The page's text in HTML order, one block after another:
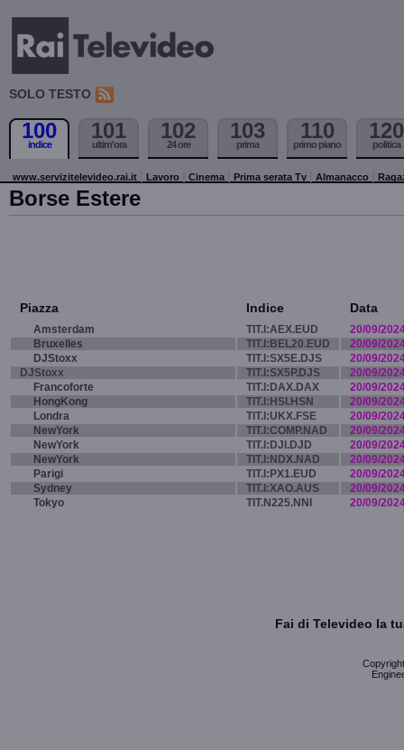
SOLO TESTO
100
indice
101
ultim'ora
102
24 ore
103
prima
110
primo piano
120
politica
www.servizitelevideo.rai.it Lavoro Cinema Prima serata Tv Almanacco
Borse Estere
Piazza Indice Data
Amsterdam TIT.I:AEX.EUD
20/09/
Bruxelles
TIT.I:BEL20.EUD
20/09/
DJStoxx
TIT.I:SX5E.DJS
20/09/
DJStoxx
TIT.I:SX5P.DJS
20/09/
Francoforte
TIT.I:DAX.DAX
20/09/
HongKong
TIT.I:HSI.HSN
20/09/
Londra
TIT.I:UKX.FSE
20/09/
NewYork
TIT.I:COMP.NAD
20/09/
NewYork
TIT.I:DJI.DJD
20/09/
NewYork
TIT.I:NDX.NAD
20/09/
Parigi
TIT.I:PX1.EUD
20/09/
Sydney
TIT.I:XAO.AUS
20/09/
Tokyo
TIT.N225.NNI 20/09/
Fai di Televideo la